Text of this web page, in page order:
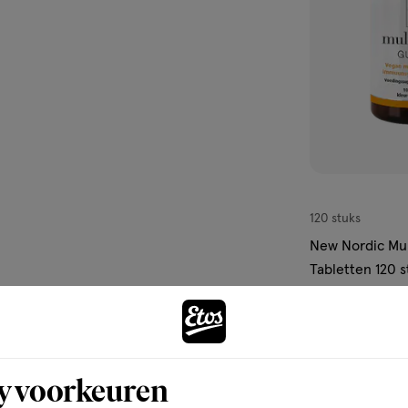
120 stuks
New Nordic
Tabletten 120
voorkeuren